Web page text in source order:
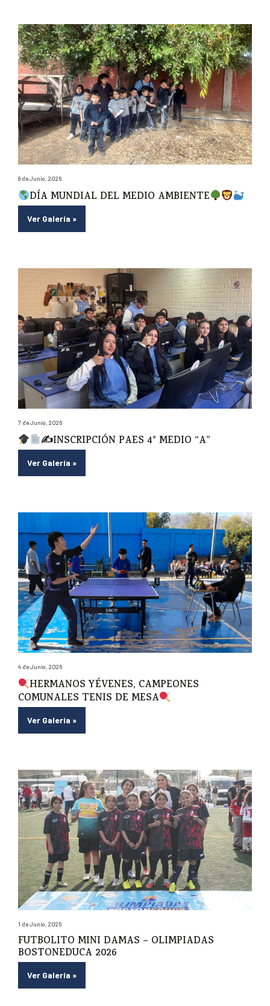
8 de Junio, 2026
DÍA MUNDIAL DEL MEDIO AMBIENTE
Ver Galería »
7 de Junio, 2026
✍INSCRIPCIÓN PAES 4° MEDIO “A”
Ver Galería »
4 de Junio, 2026
HERMANOS YÉVENES, CAMPEONES
COMUNALES TENIS DE MESA
Ver Galería »
1 de Junio, 2026
FUTBOLITO MINI DAMAS – OLIMPIADAS
BOSTONEDUCA 2026
Ver Galería »